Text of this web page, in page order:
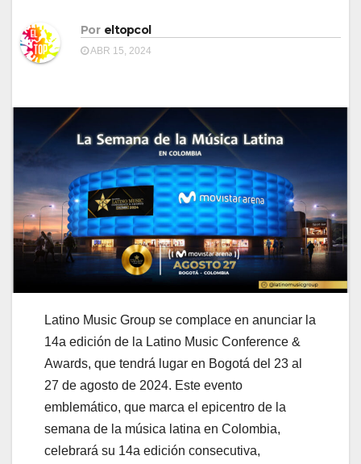
Por eltopcol
ABR 15, 2024
Latino Music Group se complace en anunciar la
14a edición de la Latino Music Conference &
Awards, que tendrá lugar en Bogotá del 23 al
27 de agosto de 2024. Este evento
emblemático, que marca el epicentro de la
semana de la música latina en Colombia,
celebrará su 14a edición consecutiva,